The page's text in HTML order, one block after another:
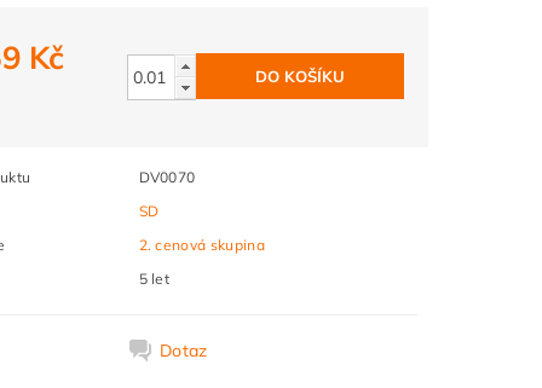
Kč
DV0070
SD
2. cenová skupina
5 let
Dotaz